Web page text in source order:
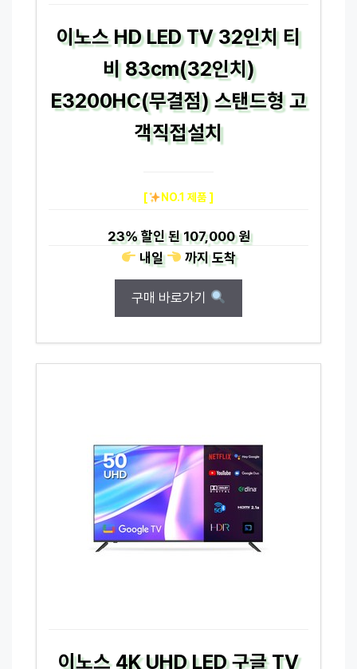
이노스 HD LED TV 32인치 티
비 83cm(32인치)
E3200HC(무결점) 스탠드형 고
객직접설치
[ NO.1 제품 ]
23%할인 된107,000 원
내일
까지도착
구매 바로가기
이노스 4K UHD LED 구글 TV